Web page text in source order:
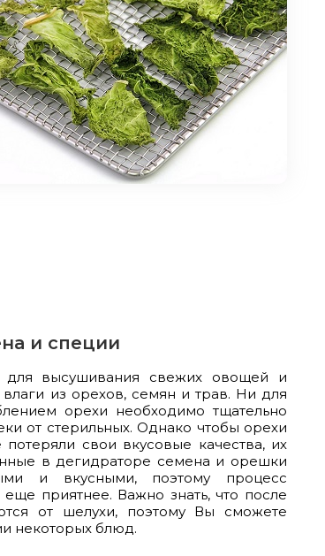
и специи
для высушивания свежих овощей и
из орехов, семян и трав. Ни для
орехи необходимо тщательно
от стерильных. Однако чтобы орехи
свои вкусовые качества, их
в дегидраторе семена и орешки
и вкусными, поэтому процесс
приятнее. Важно знать, что после
от шелухи, поэтому Вы сможете
некоторых блюд.